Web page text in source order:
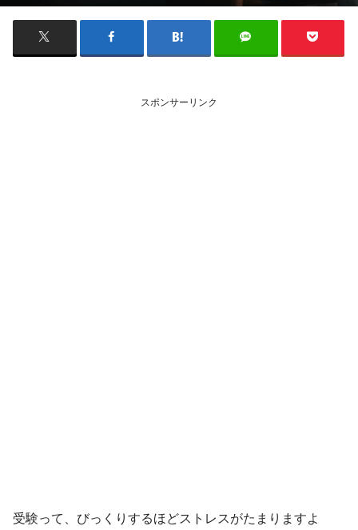
スポンサーリンク
受験って、びっくりするほどストレスがたまりますよ